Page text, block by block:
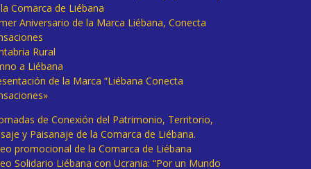
Comarca de Liébana
Aniversario de la Marca Liébana, Conecta
Rural
a Liébana
de la Marca “Liébana Conecta
de Conexión del Patrimonio, Territorio,
y Paisanaje de la Comarca de Liébana.
promocional de la Comarca de Liébana
Solidario Liébana con Ucrania: “Por un Mundo